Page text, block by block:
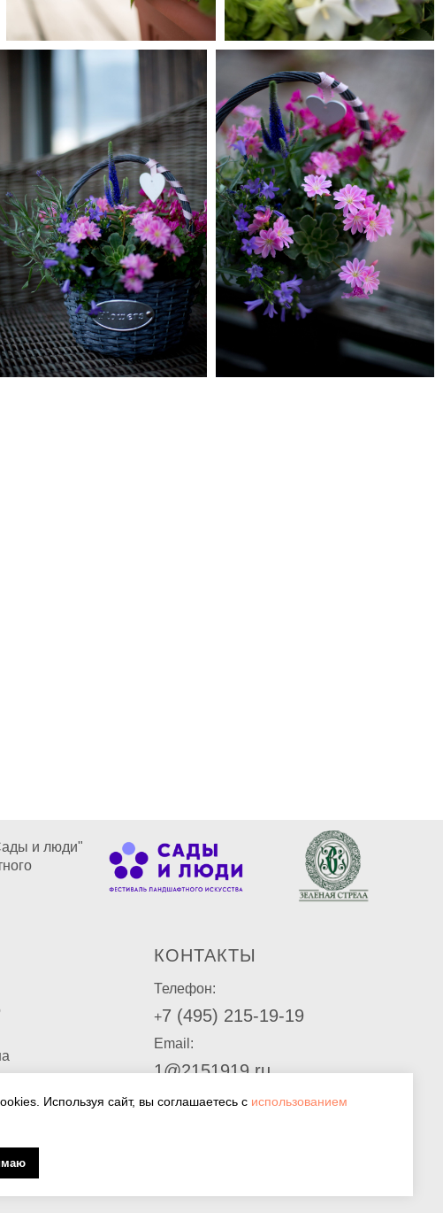
и люди"
КОНТАКТЫ
Телефон:
+7 (495) 215-19-19
Email:
1@2151919.ru
Используя сайт, вы соглашаетесь с использованием